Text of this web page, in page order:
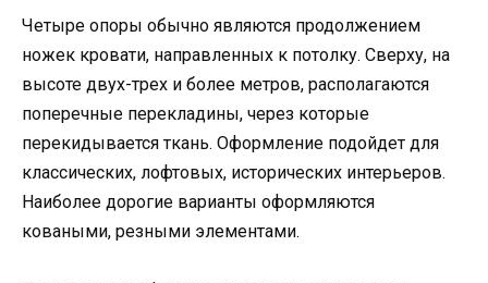
Четыре опоры обычно являются продолжением
ножек кровати, направленных к потолку. Сверху, на
высоте двух-трех и более метров, располагаются
поперечные перекладины, через которые
перекидывается ткань. Оформление подойдет для
классических, лофтовых, исторических интерьеров.
Наиболее дорогие варианты оформляются
коваными, резными элементами.